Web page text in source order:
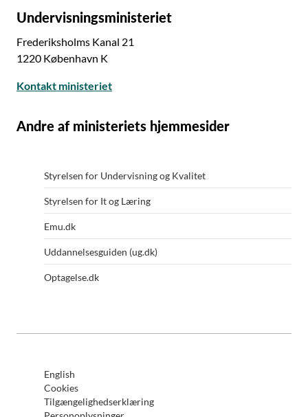
Undervisningsministeriet
Frederiksholms Kanal 21
1220 København K
Kontakt ministeriet
Andre af ministeriets hjemmesider
Styrelsen for Undervisning og Kvalitet
Styrelsen for It og Læring
Emu.dk
Uddannelsesguiden (ug.dk)
Optagelse.dk
English
Cookies
Tilgængelighedserklæring